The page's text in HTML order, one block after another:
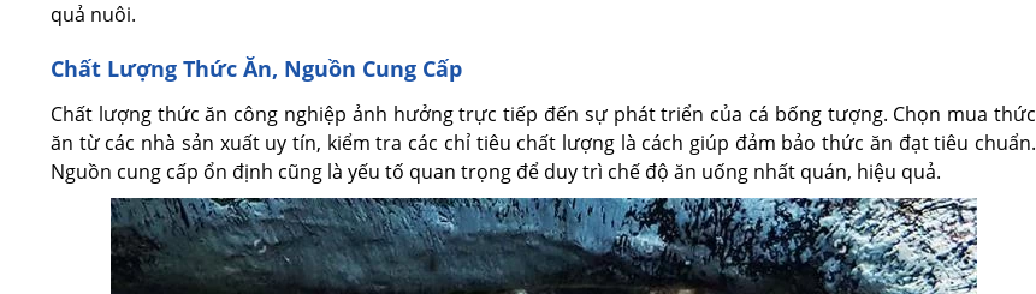
quả nuôi.
Chất Lượng Thức Ăn, Nguồn Cung Cấp
Chất lượng thức ăn công nghiệp ảnh hưởng trực tiếp đến sự phát triển của cá bống tượng. Chọn mua thức
ăn từ các nhà sản xuất uy tín, kiểm tra các chỉ tiêu chất lượng là cách giúp đảm bảo thức ăn đạt tiêu chuẩn.
Nguồn cung cấp ổn định cũng là yếu tố quan trọng để duy trì chế độ ăn uống nhất quán, hiệu quả.